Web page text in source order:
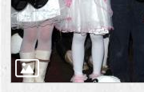
雙
語
詞
彙